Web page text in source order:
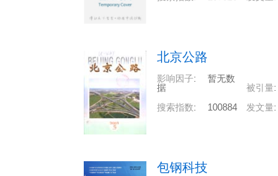
北京公路
影响因子:
暂无数
据
被引量:
搜索指数: 100884 发文量:
包钢科技